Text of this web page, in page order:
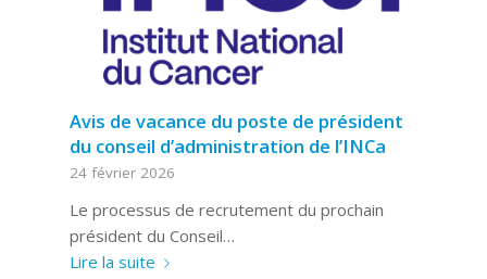
Avis de vacance du poste de président
du conseil d’administration de l’INCa
24 février 2026
Le processus de recrutement du prochain
président du Conseil…
Lire la suite